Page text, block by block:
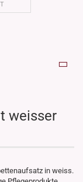
weisser
in weiss.